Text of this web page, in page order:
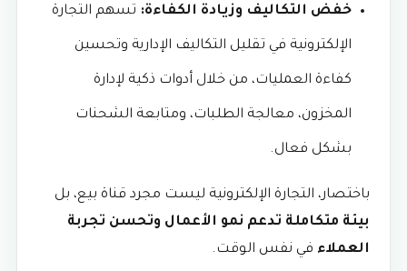
خفض التكاليف وزيادة الكفاءة: تسهم التجارة
الإلكترونية في تقليل التكاليف الإدارية وتحسين
كفاءة العمليات، من خلال أدوات ذكية لإدارة
المخزون، معالجة الطلبات، ومتابعة الشحنات
بشكل فعال.
باختصار، التجارة الإلكترونية ليست مجرد قناة بيع، بل
بيئة متكاملة تدعم نمو الأعمال وتحسن تجربة
العملاء في نفس الوقت.